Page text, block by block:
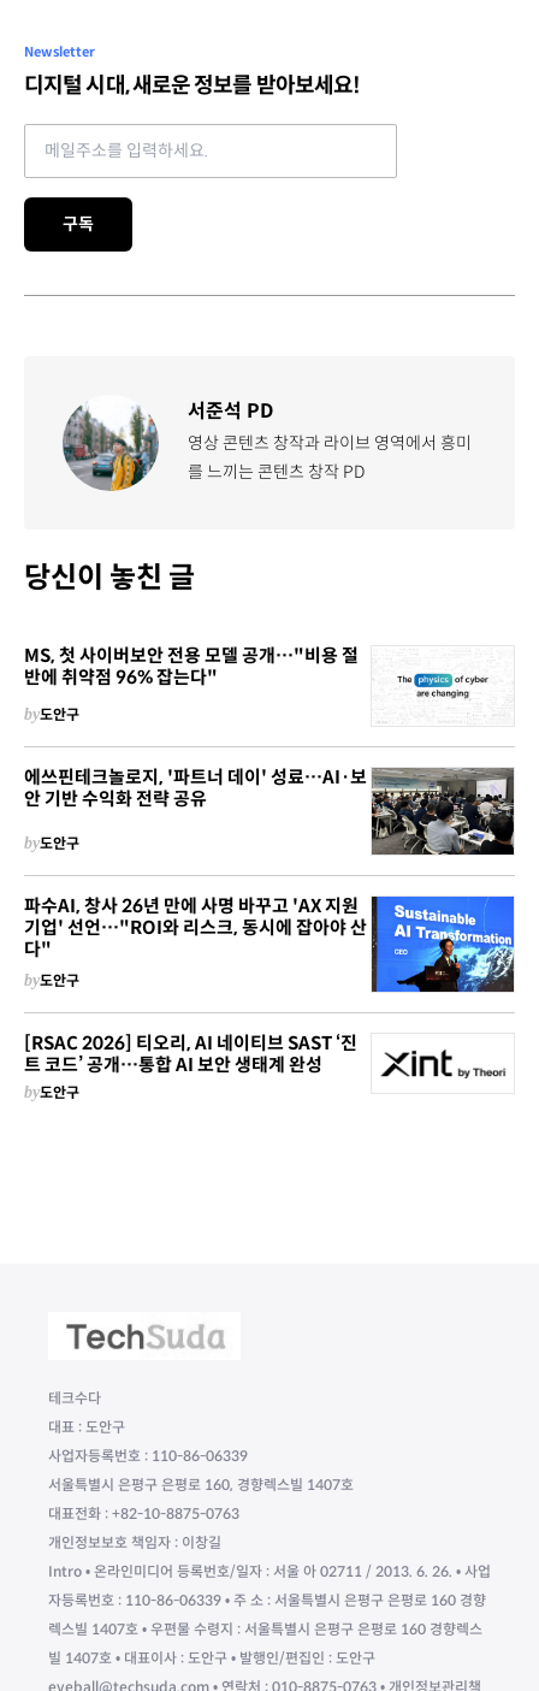
Newsletter
디지털 시대, 새로운 정보를 받아보세요!
Email address
구독
서준석 PD
영상 콘텐츠 창작과 라이브 영역에서 흥미
를 느끼는 콘텐츠 창작 PD
당신이 놓친 글
MS, 첫 사이버보안 전용 모델 공개…"비용 절
반에 취약점 96% 잡는다"
by도안구
에쓰핀테크놀로지, '파트너 데이' 성료…AI·보
안 기반 수익화 전략 공유
by도안구
파수AI, 창사 26년 만에 사명 바꾸고 'AX 지원
기업' 선언…"ROI와 리스크, 동시에 잡아야 산
다"
by도안구
[RSAC 2026] 티오리, AI 네이티브 SAST ‘진
트 코드’ 공개…통합 AI 보안 생태계 완성
by도안구
테크수다
대표 : 도안구
사업자등록번호 : 110-86-06339
서울특별시 은평구 은평로 160, 경향렉스빌 1407호
대표전화 : +82-10-8875-0763
개인정보보호 책임자 : 이창길
Intro • 온라인미디어 등록번호/일자 : 서울 아 02711 / 2013. 6. 26. • 사업
자등록번호 : 110-86-06339 • 주 소 : 서울특별시 은평구 은평로 160 경향
렉스빌 1407호 • 우편물 수령지 : 서울특별시 은평구 은평로 160 경향렉스
빌 1407호 • 대표이사 : 도안구 • 발행인/편집인 : 도안구
eyeball@techsuda.com • 연락처 : 010-8875-0763 • 개인정보관리책